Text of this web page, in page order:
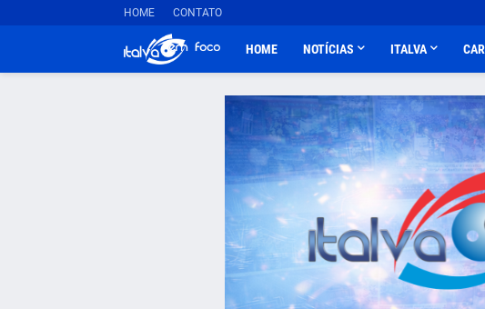
HOME CONTATO
HOME NOTÍCIAS ITALVA